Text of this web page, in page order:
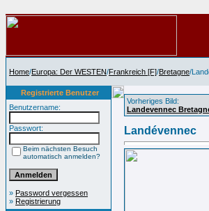
Home/Europa: Der WESTEN/Frankreich [F]/Bretagne/
Registrierte Benutzer
Benutzername:
Passwort:
Beim nächsten Besuch
automatisch anmelden?
» Password vergessen
» Registrierung
Vorheriges Bild:
Landevennec
Landévennec